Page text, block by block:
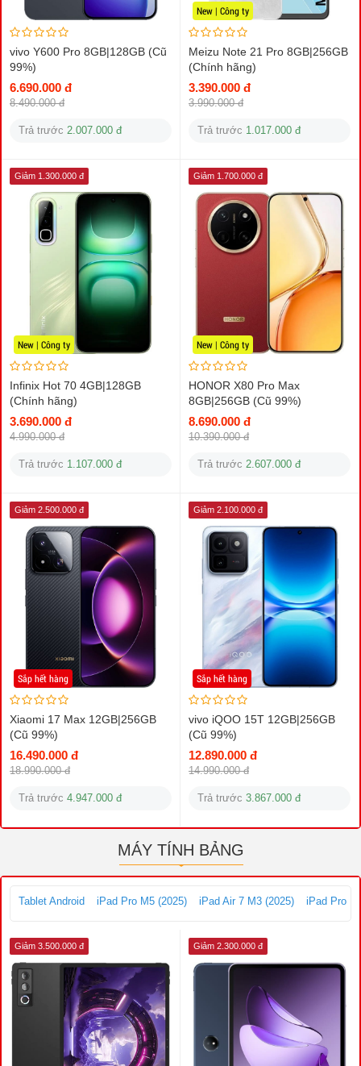
vivo Y600 Pro 8GB|128GB (Cũ
99%)
6.690.000 đ
8.490.000 đ
Trả trước 2.007.000 đ
New | Công ty
Meizu Note 21 Pro 8GB|256GB
(Chính hãng)
3.390.000 đ
3.990.000 đ
Trả trước 1.017.000 đ
New | Công ty
Giảm 1.300.000 đ
Infinix Hot 70 4GB|128GB
(Chính hãng)
3.690.000 đ
4.990.000 đ
Trả trước 1.107.000 đ
New | Công ty
Giảm 1.700.000 đ
HONOR X80 Pro Max
8GB|256GB (Cũ 99%)
8.690.000 đ
10.390.000 đ
Trả trước 2.607.000 đ
Sắp hết hàng
Giảm 2.500.000 đ
Xiaomi 17 Max 12GB|256GB
(Cũ 99%)
16.490.000 đ
18.990.000 đ
Trả trước 4.947.000 đ
Sắp hết hàng
Giảm 2.100.000 đ
vivo iQOO 15T 12GB|256GB
(Cũ 99%)
12.890.000 đ
14.990.000 đ
Trả trước 3.867.000 đ
MÁY TÍNH BẢNG
Tablet Android iPad Pro M5 (2025) iPad Air 7 M3 (2025) iPad Pro
Giảm 3.500.000 đ Giảm 2.300.000 đ